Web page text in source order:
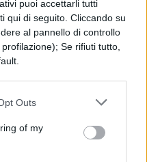
puoi accettarli tutti
qui di seguito. Cliccando su
al pannello di controllo
Se rifiuti tutto,
Outs
of my
devono quindi
integrando le
compromettere il
approfondito.
ai percorsi
innovazione
completo